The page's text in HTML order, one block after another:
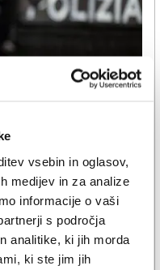
vsebin in oglasov,
medijev in za analize
informacije o vaši
s področja
analitike, ki jih morda
ki ste jim jih